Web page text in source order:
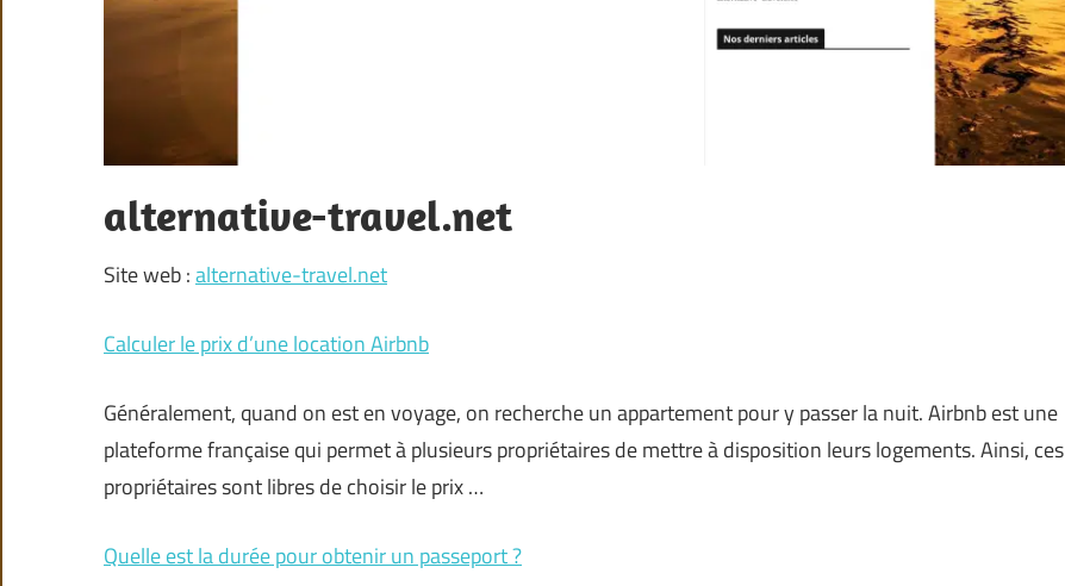
alternative-travel.net
Site web :alternative-travel.net
Calculer le prix d’une location Airbnb
Généralement, quand on est en voyage, on recherche un appartement pour y passer la nuit. Airbnb est une
plateforme française qui permet à plusieurs propriétaires de mettre à disposition leurs logements. Ainsi, ces
propriétaires sont libres de choisir le prix …
Quelle est la durée pour obtenir un passeport ?